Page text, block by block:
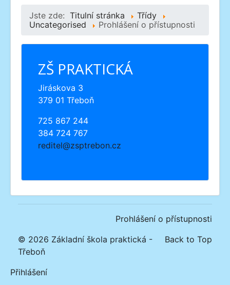
Jste zde: Titulní stránka
Třídy
Uncategorised
Prohlášení o přístupnosti
ZŠ PRAKTICKÁ
Jiráskova 3
379 01 Třeboň
725 867 244
384 724 767
reditel@zsptrebon.cz
Prohlášení o přístupnosti
Back to Top
© 2026 Základní škola praktická -
Třeboň
Přihlášení